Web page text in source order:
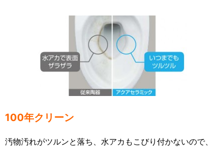
100年クリーン
汚物汚れがツルンと落ち、水アカもこびり付かないので、